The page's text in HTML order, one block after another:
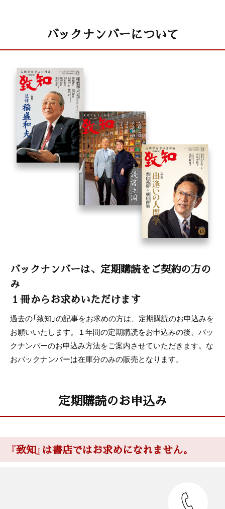
『新釈古事記伝』を読む（特別対談）
今野華都子（アイテラス社長）
まんが〈うちの社長の器学〉
神保あつし
致知出版社ニュース
こまく
バックナンバーについて
バックナンバーは、定期購読をご契約の方の
み
１冊からお求めいただけます
過去の「致知」の記事をお求めの方は、定期購読のお申込みを
お願いいたします。１年間の定期購読をお申込みの後、バッ
クナンバーのお申込み方法をご案内させていただきます。な
おバックナンバーは在庫分のみの販売となります。
定期購読のお申込み
『致知』は書店ではお求めになれません。